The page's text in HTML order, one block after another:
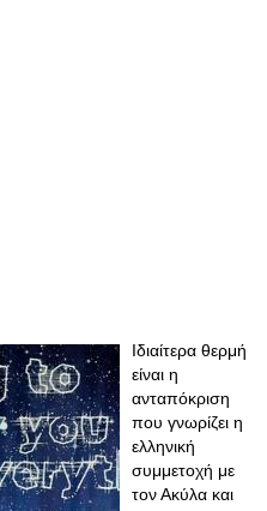
Ιδιαίτερα θερμή
είναι η
ανταπόκριση
που γνωρίζει η
ελληνική
συμμετοχή με
τον Ακύλα και